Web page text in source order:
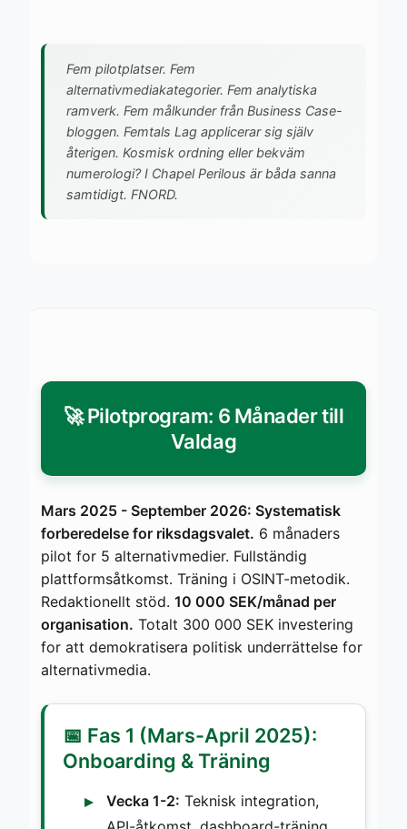
Fem pilotplatser. Fem
alternativmediakategorier. Fem analytiska
ramverk. Fem målkunder från Business Case-
bloggen. Femtals Lag applicerar sig själv
återigen. Kosmisk ordning eller bekväm
numerologi? I Chapel Perilous är båda sanna
samtidigt. FNORD.
🚀 Pilotprogram: 6 Månader till
Valdag
Mars 2025 - September 2026: Systematisk
forberedelse for riksdagsvalet. 6 månaders
pilot for 5 alternativmedier. Fullständig
plattformsåtkomst. Träning i OSINT-metodik.
Redaktionellt stöd. 10 000 SEK/månad per
organisation. Totalt 300 000 SEK investering
for att demokratisera politisk underrättelse for
alternativmedia.
📅 Fas 1 (Mars-April 2025):
Onboarding & Träning
Vecka 1-2: Teknisk integration,